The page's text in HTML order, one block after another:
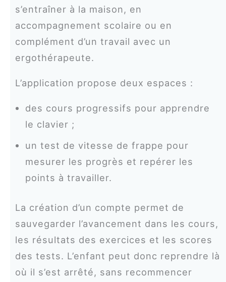
s’entraîner à la maison, en
accompagnement scolaire ou en
complément d’un travail avec un
ergothérapeute.
L’application propose deux espaces :
des cours progressifs pour apprendre
le clavier ;
un test de vitesse de frappe pour
mesurer les progrès et repérer les
points à travailler.
La création d’un compte permet de
sauvegarder l’avancement dans les cours,
les résultats des exercices et les scores
des tests. L’enfant peut donc reprendre là
où il s’est arrêté, sans recommencer